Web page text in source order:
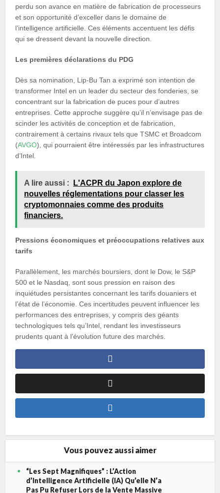
perdu son avance en matière de fabrication de processeurs
et son opportunité d’exceller dans le domaine de
l’intelligence artificielle. Ces éléments accentuent les défis
qui se dressent devant la nouvelle direction.
Les premières déclarations du PDG
Dès sa nomination, Lip-Bu Tan a exprimé son intention de
transformer Intel en un leader du secteur des fonderies, se
concentrant sur la fabrication de puces pour d’autres
entreprises. Cette approche suggère qu’il n’envisage pas de
scinder les activités de conception et de fabrication,
contrairement à certains rivaux tels que TSMC et Broadcom
(AVGO), qui pourraient être intéressés par les infrastructures
d’Intel.
A lire aussi :
L'ACPR du Japon explore de
nouvelles réglementations pour classer les
cryptomonnaies comme des produits
financiers.
Pressions économiques et préoccupations relatives aux
tarifs
Parallèlement, les marchés boursiers, dont le Dow, le S&P
500 et le Nasdaq, sont sous pression en raison des
inquiétudes persistantes concernant les tarifs douaniers et
l’état de l’économie. Ces incertitudes peuvent influencer les
performances des entreprises, y compris des géants
technologiques tels qu’Intel, rendant les investisseurs
prudents quant à l’évolution future des marchés.
Vous pouvez aussi aimer
“Les Sept Magnifiques” : L’Action
d’Intelligence Artificielle (IA) Qu’elle N’a
Pas Pu Refuser Lors de la Vente Massive